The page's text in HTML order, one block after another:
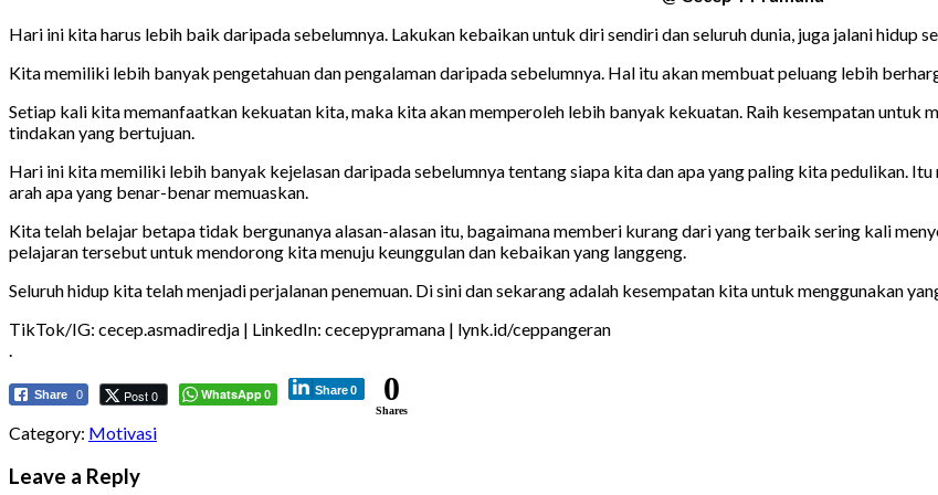
Hari ini kita harus lebih baik daripada sebelumnya. Lakukan kebaikan untuk diri sendiri dan seluruh dunia, juga jalani hidup
Kita memiliki lebih banyak pengetahuan dan pengalaman daripada sebelumnya. Hal itu akan membuat peluang lebih
Setiap kali kita memanfaatkan kekuatan kita, maka kita akan memperoleh lebih banyak kekuatan. Raih kesempatan untuk
tindakan yang bertujuan.
Hari ini kita memiliki lebih banyak kejelasan daripada sebelumnya tentang siapa kita dan apa yang paling kita pedulikan.
arah apa yang benar-benar memuaskan.
Kita telah belajar betapa tidak bergunanya alasan-alasan itu, bagaimana memberi kurang dari yang terbaik sering kali
pelajaran tersebut untuk mendorong kita menuju keunggulan dan kebaikan yang langgeng.
Seluruh hidup kita telah menjadi perjalanan penemuan. Di sini dan sekarang adalah kesempatan kita untuk menggunakan
TikTok/IG: cecep.asmadiredja | LinkedIn: cecepypramana | lynk.id/ceppangeran
.
Share 0 Post 0 WhatsApp0 Share0 0
Shares
Category: Motivasi
Leave a Reply